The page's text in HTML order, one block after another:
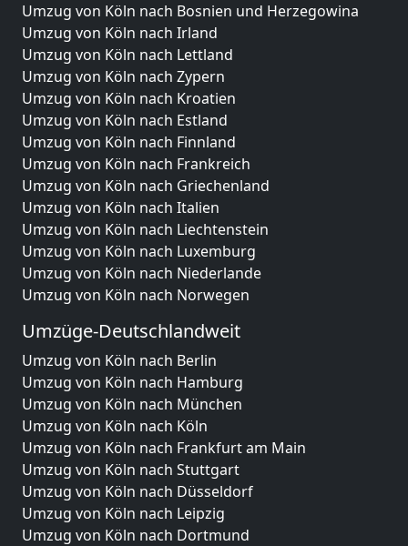
Umzug von Köln nach Bosnien und Herzegowina
Umzug von Köln nach Irland
Umzug von Köln nach Lettland
Umzug von Köln nach Zypern
Umzug von Köln nach Kroatien
Umzug von Köln nach Estland
Umzug von Köln nach Finnland
Umzug von Köln nach Frankreich
Umzug von Köln nach Griechenland
Umzug von Köln nach Italien
Umzug von Köln nach Liechtenstein
Umzug von Köln nach Luxemburg
Umzug von Köln nach Niederlande
Umzug von Köln nach Norwegen
Umzüge-Deutschlandweit
Umzug von Köln nach Berlin
Umzug von Köln nach Hamburg
Umzug von Köln nach München
Umzug von Köln nach Köln
Umzug von Köln nach Frankfurt am Main
Umzug von Köln nach Stuttgart
Umzug von Köln nach Düsseldorf
Umzug von Köln nach Leipzig
Umzug von Köln nach Dortmund